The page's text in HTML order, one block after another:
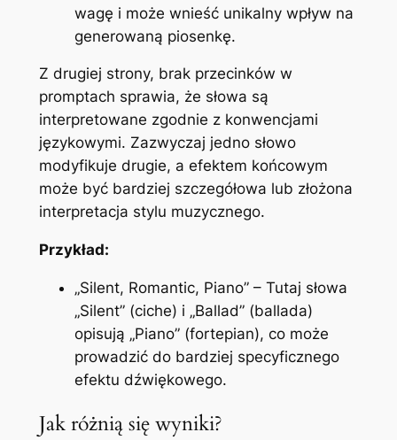
wagę i może wnieść unikalny wpływ na
generowaną piosenkę.
Z drugiej strony, brak przecinków w
promptach sprawia, że słowa są
interpretowane zgodnie z konwencjami
językowymi. Zazwyczaj jedno słowo
modyfikuje drugie, a efektem końcowym
może być bardziej szczegółowa lub złożona
interpretacja stylu muzycznego.
Przykład:
„Silent, Romantic, Piano” – Tutaj słowa
„Silent” (ciche) i „Ballad” (ballada)
opisują „Piano” (fortepian), co może
prowadzić do bardziej specyficznego
efektu dźwiękowego.
Jak różnią się wyniki?